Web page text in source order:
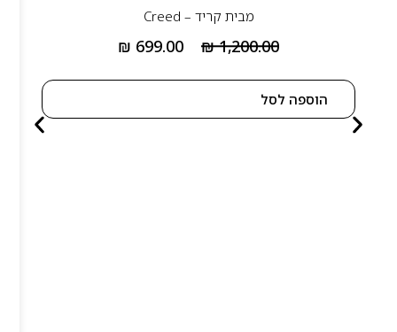
מבית קריד – Creed
₪1,200.00
₪ 699.00
הוספה לסל